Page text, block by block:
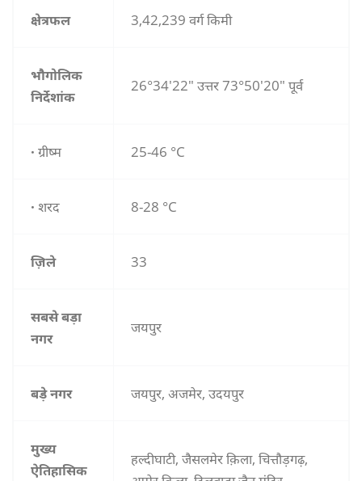
क्षेत्रफल 3,42,239 वर्ग किमी
भौगोलिक
निर्देशांक
26°34′22″ उत्तर 73°50′20″ पूर्व
· ग्रीष्म 25-46 °C
· शरद 8-28 °C
ज़िले 33
सबसे बड़ा
नगर
जयपुर
बड़े नगर जयपुर, अजमेर, उदयपुर
मुख्य
ऐतिहासिक
हल्दीघाटी, जैसलमेर क़िला, चित्तौड़गढ़,